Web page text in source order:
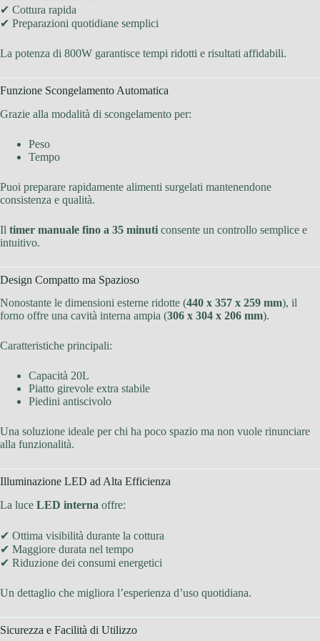
✔ Cottura rapida
✔ Preparazioni quotidiane semplici
La potenza di 800W garantisce tempi ridotti e risultati affidabili.
Funzione Scongelamento Automatica
Grazie alla modalità di scongelamento per:
Peso
Tempo
Puoi preparare rapidamente alimenti surgelati mantenendone
consistenza e qualità.
Il timer manuale fino a 35 minuti consente un controllo semplice e
intuitivo.
Design Compatto ma Spazioso
Nonostante le dimensioni esterne ridotte (440 x 357 x 259 mm), il
forno offre una cavità interna ampia (306 x 304 x 206 mm).
Caratteristiche principali:
Capacità 20L
Piatto girevole extra stabile
Piedini antiscivolo
Una soluzione ideale per chi ha poco spazio ma non vuole rinunciare
alla funzionalità.
Illuminazione LED ad Alta Efficienza
La luce LED interna offre:
✔ Ottima visibilità durante la cottura
✔ Maggiore durata nel tempo
✔ Riduzione dei consumi energetici
Un dettaglio che migliora l’esperienza d’uso quotidiana.
Sicurezza e Facilità di Utilizzo